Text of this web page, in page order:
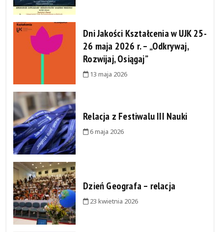
Dni Jakości Kształcenia w UJK 25-
26 maja 2026 r. – „Odkrywaj,
Rozwijaj, Osiągaj”
13 maja 2026
Relacja z Festiwalu III Nauki
6 maja 2026
Dzień Geografa – relacja
23 kwietnia 2026